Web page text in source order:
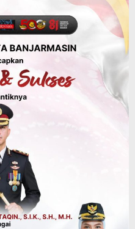
IKD Masih
Tangan
Lulut
Amblas,
Ton Lebih Tak
Panjat Tebing,